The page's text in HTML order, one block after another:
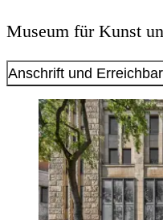
Museum für Kunst
Anschrift und